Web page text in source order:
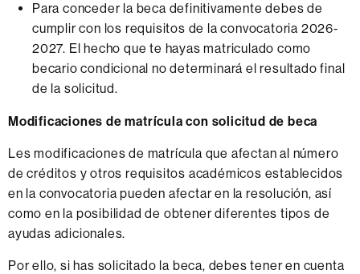
Para conceder la beca definitivamente debes de
cumplir con los requisitos de la convocatoria 2026-
2027. El hecho que te hayas matriculado como
becario condicional no determinará el resultado final
de la solicitud.
Modificaciones de matrícula con solicitud de beca
Les modificaciones de matrícula que afectan al número
de créditos y otros requisitos académicos establecidos
en la convocatoria pueden afectar en la resolución, así
como en la posibilidad de obtener diferentes tipos de
ayudas adicionales.
Por ello, si has solicitado la beca, debes tener en cuenta